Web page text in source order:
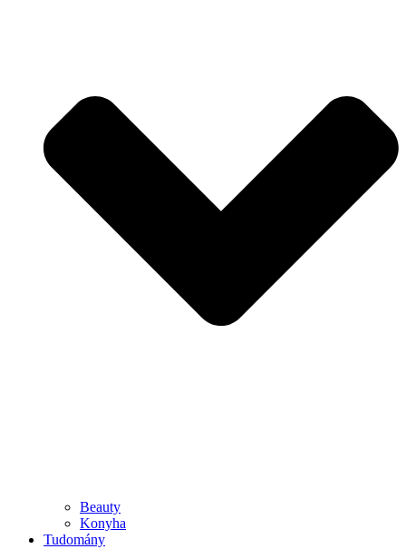
Beauty
Konyha
Tudomány